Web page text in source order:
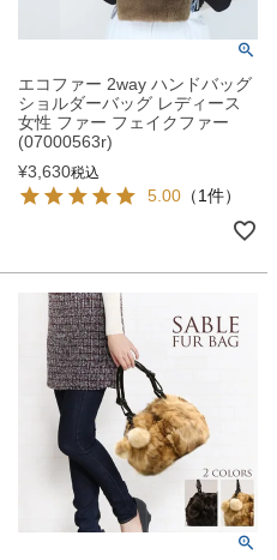
エコファー 2way ハンドバッグ
ショルダーバッグ レディース
女性 ファー フェイクファー
(07000563r)
¥3,630税込
5.00 （1件）